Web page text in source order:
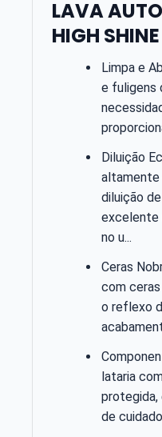
LAVA
HIGH
Limpa e
e fuligens
Diluição
diluição
excelente
no u...
Ceras
com
o reflexo
lataria
protegida,
de